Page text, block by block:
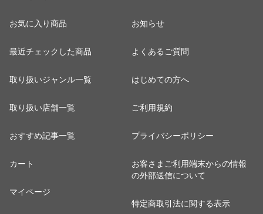
お気に入り商品
最近チェックした商品
取り扱いジャンル一覧
取り扱い店舗一覧
おすすめ記事一覧
カート
マイページ
お知らせ
よくあるご質問
はじめての方へ
ご利用規約
プライバシーポリシー
お客さまご利用端末からの情報
の外部送信について
特定商取引法に関する表示